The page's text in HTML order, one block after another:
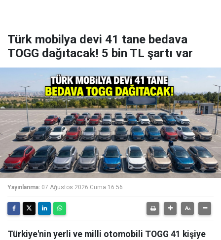
Türk mobilya devi 41 tane bedava
TOGG dağıtacak! 5 bin TL şartı var
Yayınlanma: 07 Ağustos 2026 Cuma 16:56
Türkiye'nin yerli ve milli otomobili TOGG 41 kişiye